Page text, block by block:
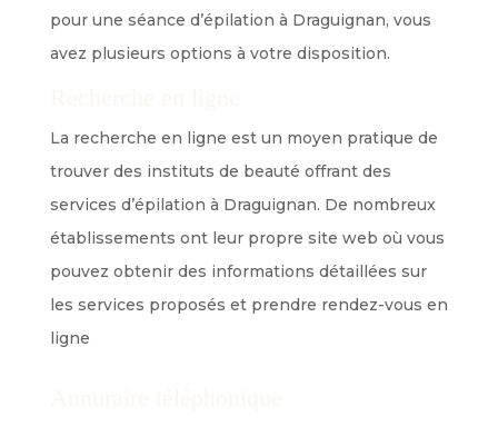
pour une séance d’épilation à Draguignan, vous
avez plusieurs options à votre disposition.
La recherche en ligne est un moyen pratique de
trouver des instituts de beauté offrant des
services d’épilation à Draguignan. De nombreux
établissements ont leur propre site web où vous
pouvez obtenir des informations détaillées sur
les services proposés et prendre rendez-vous en
ligne